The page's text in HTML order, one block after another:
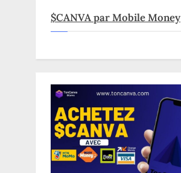
$CANVA par Mobile Money